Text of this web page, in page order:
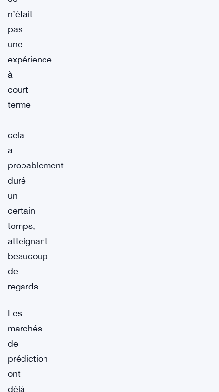
n’était
pas
une
expérience
à
court
terme
—
cela
a
probablement
duré
un
certain
temps,
atteignant
beaucoup
de
regards.
Les
marchés
de
prédiction
ont
déjà